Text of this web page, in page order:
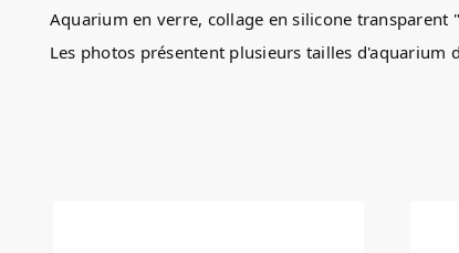
Aquarium en verre, collage en silicone
Les photos présentent plusieurs tailles d'aquarium